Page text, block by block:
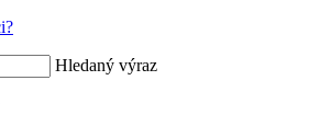
Hledaný výraz